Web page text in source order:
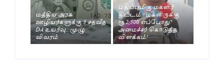
மத்திய அரசு
ஊழியர்களுக்கு 3 சதவீத
DA உயர்வு.. முழு
விவரம்
மதிப்புமிகு மகளிர்
திட்டம்.. மகளிருக்கு
ரூ.2,500 எப்போது?
அமைச்சர் கொடுத்த
விளக்கம்!